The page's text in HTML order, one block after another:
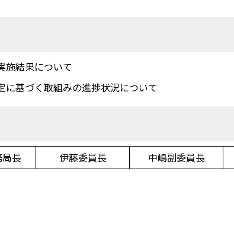
施結果について
に基づく取組みの進捗状況について
長 伊藤委員長 中嶋副委員長